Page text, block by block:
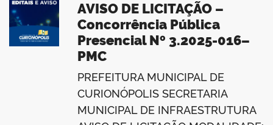
AVISO DE LICITAÇÃO –
Concorrência Pública
Presencial Nº 3.2025-016–
PMC
PREFEITURA MUNICIPAL DE
CURIONÓPOLIS SECRETARIA
MUNICIPAL DE INFRAESTRUTURA